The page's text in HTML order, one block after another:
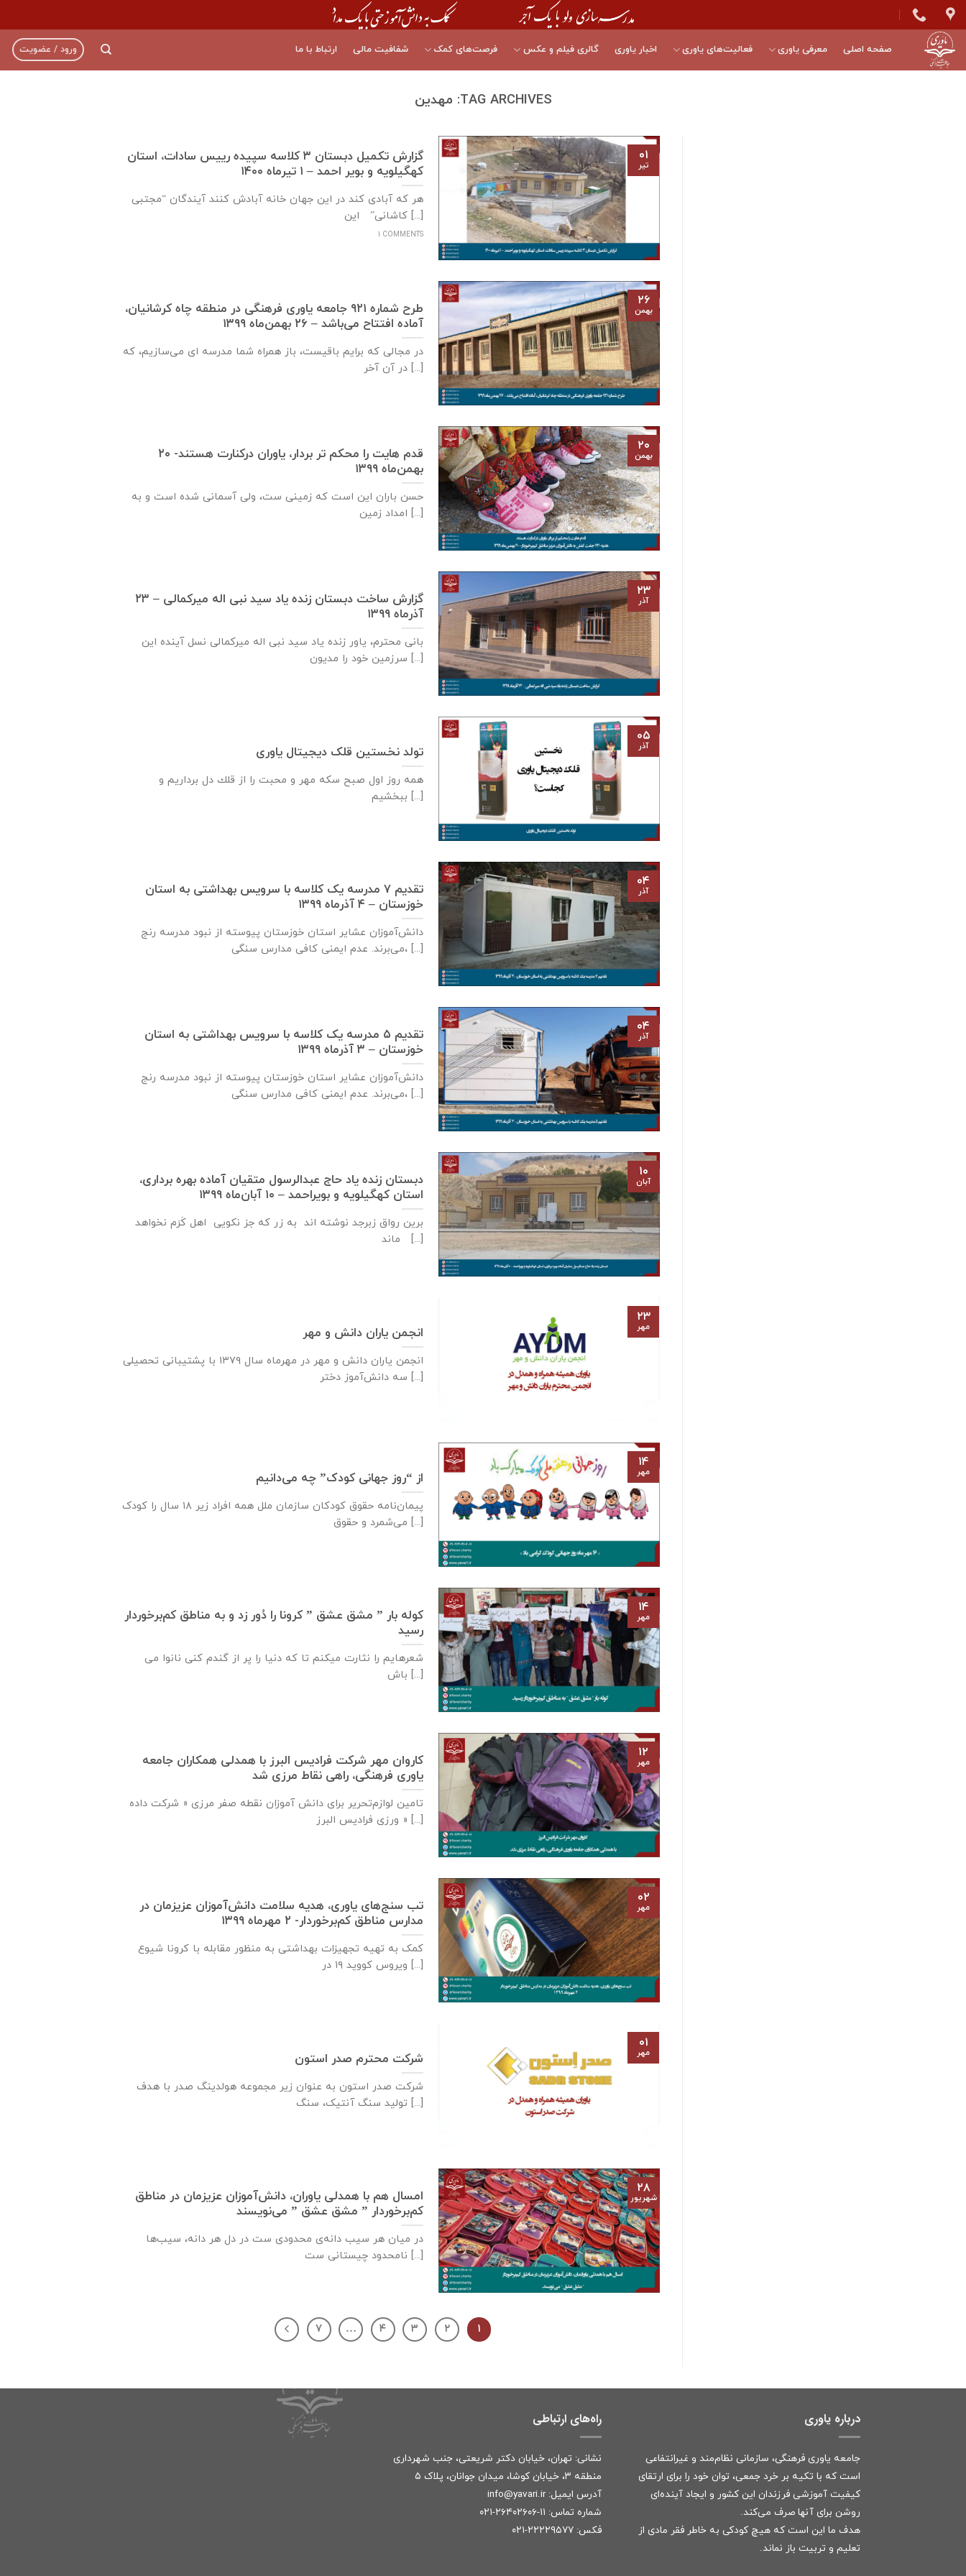
Skip
to
content
صفحه اصلی معرفی یاوری فعالیت‌های یاوری اخبار یاوری گالری فیلم و عکس فرصت‌های کمک شفافیت مالی ارتباط با ما ورود / عضویت
TAG ARCHIVES: مهدین
گزارش تکمیل دبستان ۳ کلاسه سپيده رييس سادات، استان
كهگيلويه و بوير احمد – ۱ تیرماه ۱۴۰۰
هر که آبادی کند در این جهان خانه آبادش کنند آیندگان “مجتبی
کاشانی” این [...]
1 COMMENTS
۰۱
تیر
طرح شماره ۹۲۱ جامعه ياوری فرهنگی در منطقه چاه کرشانیان،
آماده افتتاح می‌باشد – ۲۶ بهمن‌ماه ۱۳۹۹
در مجالی که برایم باقیست، باز همراه شما مدرسه ای می‌سازیم، که
در آن آخر [...]
۲۶
بهمن
قدم هایت را محکم تر بردار، یاوران درکنارت هستند- ۲۰
بهمن‌ماه ۱۳۹۹
حسن باران این است که زمینی ست، ولی آسمانی شده است و به
امداد زمین [...]
۲۰
بهمن
گزارش ساخت دبستان زنده ياد سيد نبی اله ميركمالی – ۲۳
آذر‌ماه ۱۳۹۹
بانی محترم، یاور زنده ياد سيد نبی اله ميركمالی نسل آینده این
سرزمین خود را مدیون [...]
۲۳
آذر
تولد نخستین قلک دیجیتال یاوری
همه روز اول صبح سكه مهر و محبت را از قلك دل برداريم و
ببخشيم [...]
۰۵
آذر
تقدیم ۷ مدرسه یک کلاسه با سرويس بهداشتی به استان
خوزستان – ۴ آذر‌ماه ۱۳۹۹
دانش‌آموزان عشایر استان خوزستان پيوسته از نبود مدرسه رنج
می‌برند. عدم ایمنی کافی مدارس سنگی، [...]
۰۴
آذر
تقدیم ۵ مدرسه یک کلاسه با سرويس بهداشتی به استان
خوزستان – ۳ آذر‌ماه ۱۳۹۹
دانش‌آموزان عشایر استان خوزستان پيوسته از نبود مدرسه رنج
می‌برند. عدم ایمنی کافی مدارس سنگی، [...]
۰۴
آذر
دبستان زنده ياد حاج عبدالرسول متقيان آماده بهره برداری،
استان كهگيلويه و بويراحمد – ۱۰ آبان‌ماه ۱۳۹۹
برین رواق زبرجد نوشته اند به زر که جز نکویی اهل کَرَم نخواهد
ماند [...]
۱۰
آبان
انجمن یاران دانش و مهر
انجمن یاران دانش و مهر در مهرماه سال ۱۳۷۹ با پشتیبانی تحصیلی
سه دانش‌آموز دختر [...]
۲۳
مهر
از “روز جهانی کودک” چه می‌دانیم
پیمان‌نامه‌ حقوق کودکان سازمان ملل همه‌ افراد زیر ۱۸ سال را کودک
می‌شمرد و حقوق [...]
۱۴
مهر
کوله بار ” مشق عشق ” کرونا را دُور زد و به مناطق کم‌برخوردار
رسید
شعرهایم را نثارت میکنم تا که دنیا را پر از گندم کنی نانوا می
باش [...]
۱۴
مهر
كاروان مهر شرکت فرادیس البرز با همدلی همکاران جامعه
یاوری فرهنگی، راهی نقاط مرزی شد
تامين لوازم‌تحرير برای دانش آموزان نقطه صفر مرزی « شرکت داده
ورزی فراديس البرز » [...]
۱۲
مهر
تب سنج‌های یاوری، هدیه سلامت دانش‌آموزان عزیزمان در
مدارس مناطق کم‌برخوردار- ۲ مهرماه ۱۳۹۹
کمک به تهیه تجهیزات بهداشتی به منظور مقابله با کرونا شیوع
ویروس کووید ۱۹ در [...]
۰۲
مهر
شرکت محترم صدر استون
شرکت صدر استون به عنوان زیر مجموعه هولدینگ صدر با هدف
تولید سنگ آنتیک، سنگ [...]
۰۱
مهر
امسال هم با همدلی یاوران، دانش‌آموزان عزیزمان در مناطق
کم‌برخوردار ” مشق عشق ” می‌نویسند
در میان هر سیب دانه‌ی محدودی ست در دل هر دانه، سیب‌ها
نامحدود چیستانی ست [...]
۲۸
شهریور
۱ ۲ ۳ ۴ … ۷
درباره یاوری
جامعه یاوری فرهنگی، سازمانی نظام‌مند و غیرانتفاعی
است که با تکیه بر خرد جمعی، توان خود را برای ارتقای
کیفیت آموزشی فرزندان این کشور و ایجاد آینده‌ای
روشن برای آنها صرف می‌کند.
هدف ما این است که هیچ کودکی به خاطر فقر مادی از
تعلیم و تربیت باز نماند.
راه‌های ارتباطی
نشانی: تهران، خیابان دکتر شریعتی، جنب شهرداری
منطقه ۳، خیابان کوشا، میدان جوانان، پلاک ۵
آدرس ایمیل: info@yavari.ir
شماره تماس: ۱۱-۲۶۴۰۲۶۰۶-۰۲۱
فکس: ۲۲۲۲۹۵۷۷-۰۲۱